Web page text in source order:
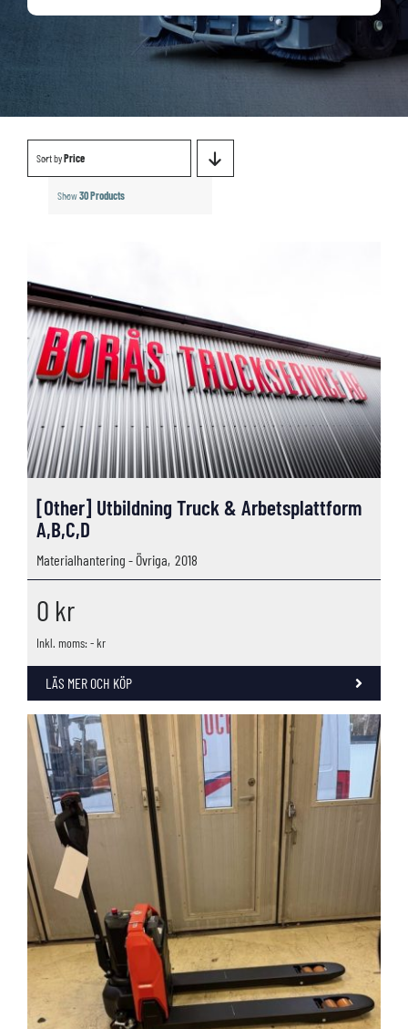
Sort byPrice
Show30 Products
[Other] Utbildning Truck & Arbetsplattform
A,B,C,D
Materialhantering - Övriga, 2018
0 kr
Inkl. moms: - kr
LÄS MER OCH KÖP